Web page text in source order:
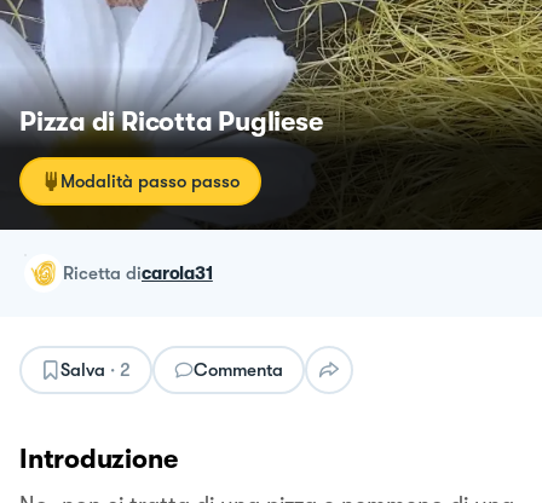
Pizza di Ricotta Pugliese
Modalità passo passo
ricetta dicarola31
Salva · 2 Commenta
Introduzione